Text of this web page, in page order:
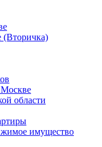
(Вторичка)
области
имущество